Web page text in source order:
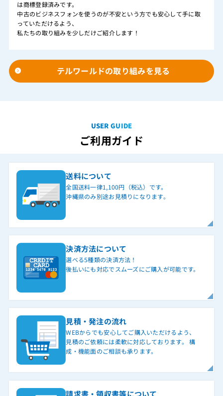
は商標登録済みです。
中古のビジネスフォンを使うのが不安という方でも安心して手に取
っていただけるよう、
私たちの取り組みを少しだけご紹介します！
テルワールドの取り組みを見る
USER GUIDE
ご利用ガイド
送料について
全国送料一律1,100円（税込）です。
沖縄県のみ別途お見積りになります。
決済方法について
選べる5種類の決済方法！
後払いにも対応でスムーズにご購入が可能です。
見積・発注の流れ
WEBからでも安心してご購入いただけるよう、
見積のご依頼には柔軟に対応しております。 構
成・機能面のご相談も承ります。
請求書・領収書等について